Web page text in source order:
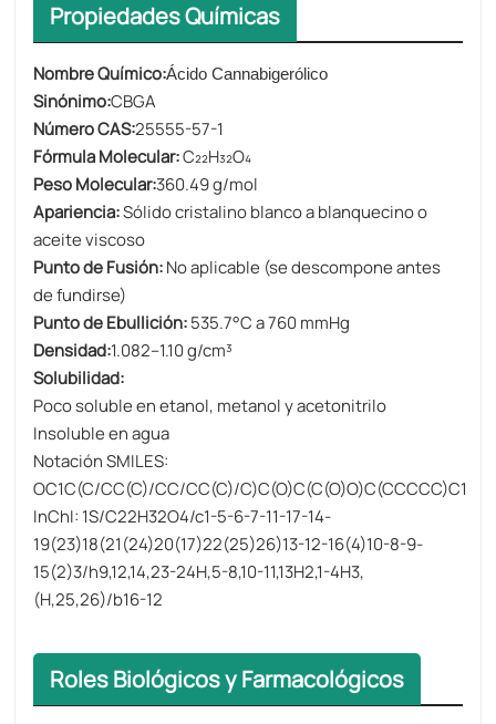
Propiedades Químicas
Nombre Químico:Ácido Cannabigerólico
Sinónimo:CBGA
Número CAS:25555-57-1
Fórmula Molecular:C₂₂H₃₂O₄
Peso Molecular:360.49 g/mol
Apariencia:Sólido cristalino blanco a blanquecino o
aceite viscoso
Punto de Fusión:No aplicable (se descompone antes
de fundirse)
Punto de Ebullición:535.7°C a 760 mmHg
Densidad:1.082–1.10 g/cm³
Solubilidad:
Poco soluble en etanol, metanol y acetonitrilo
Insoluble en agua
Notación SMILES:
OC1C(C/CC(C)/CC/CC(C)/C)C(O)C(C(O)O)C(CCCCC)C1
InChI: 1S/C22H32O4/c1-5-6-7-11-17-14-
19(23)18(21(24)20(17)22(25)26)13-12-16(4)10-8-9-
15(2)3/h9,12,14,23-24H,5-8,10-11,13H2,1-4H3,
(H,25,26)/b16-12
Roles Biológicos y Farmacológicos